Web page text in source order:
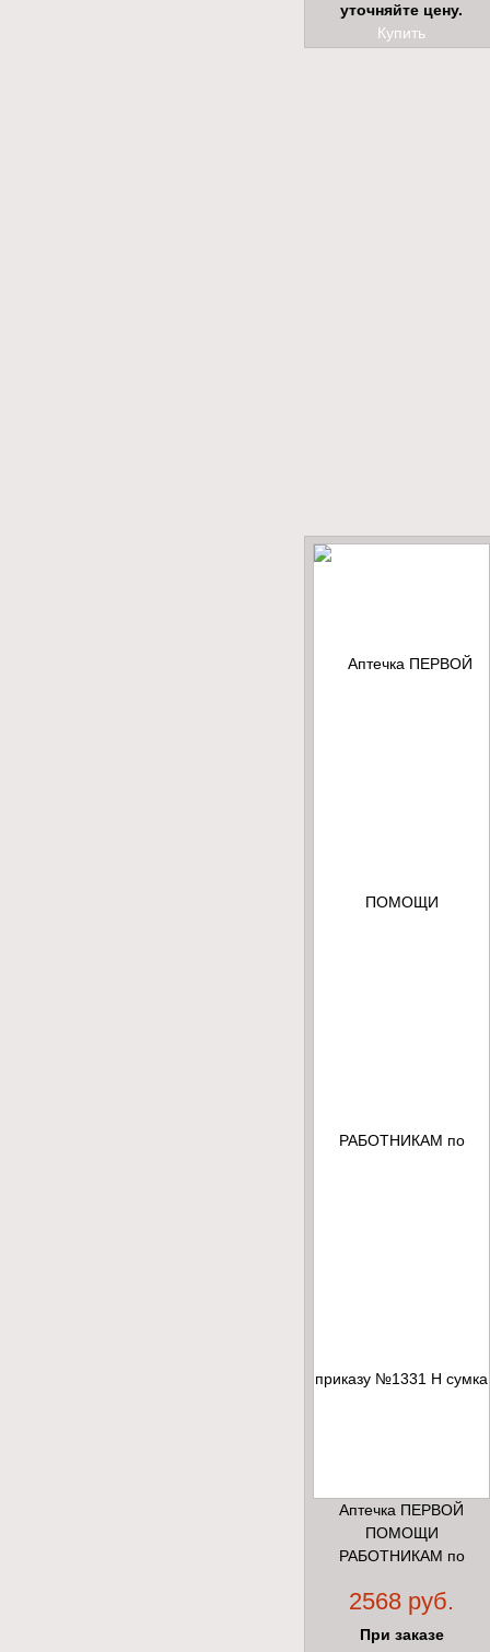
уточняйте цену.
Купить
Аптечка ПЕРВОЙ
ПОМОЩИ
РАБОТНИКАМ по
сумка
2568 руб.
При заказе